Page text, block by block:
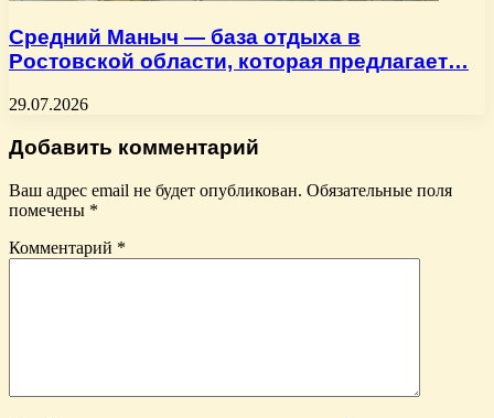
Средний Маныч — база отдыха в
Ростовской области, которая предлагает…
29.07.2026
Добавить комментарий
Ваш адрес email не будет опубликован. Обязательные поля
помечены *
Комментарий *